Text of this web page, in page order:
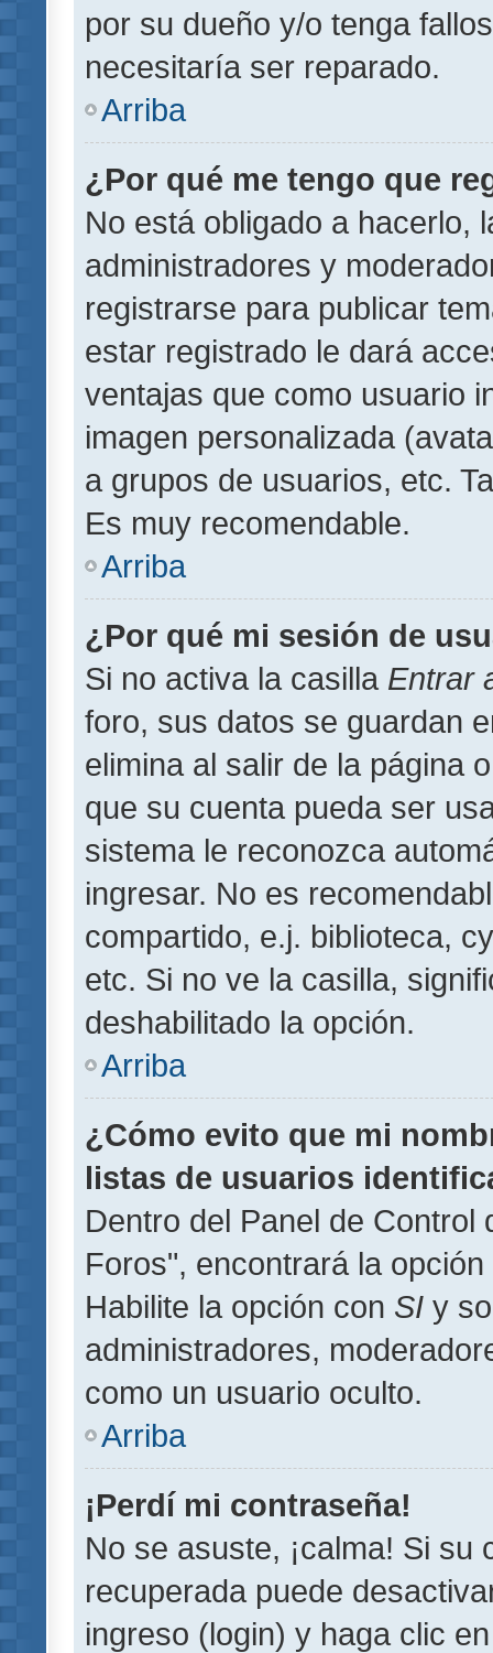
por su dueño y/o tenga
necesitaría ser reparado.
Arriba
¿Por qué me tengo que
No está obligado a hacerlo,
administradores y
registrarse para publicar
estar registrado le dará
ventajas que como usuario
imagen personalizada
a grupos de usuarios, etc.
Es muy recomendable.
Arriba
¿Por qué mi sesión de
Si no activa la casilla Entrar
foro, sus datos se guardan
elimina al salir de la página
que su cuenta pueda ser
sistema le reconozca
ingresar. No es
compartido, e.j. biblioteca,
etc. Si no ve la casilla,
deshabilitado la opción.
Arriba
¿Cómo evito que mi
listas de usuarios
Dentro del Panel de
Foros", encontrará la opción
Habilite la opción con SI y
administradores,
como un usuario oculto.
Arriba
¡Perdí mi contraseña!
No se asuste, ¡calma! Si su
recuperada puede
ingreso (login) y haga clic